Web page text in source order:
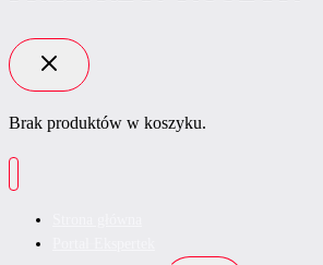
Brak produktów w koszyku.